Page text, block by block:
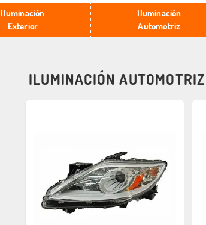
A partir de $599 MXN.
* Aplican restricciones
Iluminación
Exterior
Iluminación
Automotriz
ILUMINACIÓN AUTOMOTRIZ